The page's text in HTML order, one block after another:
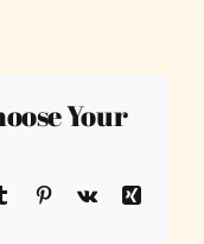
Your
Tumblr Pinterest
Vk
Xing